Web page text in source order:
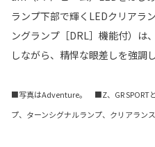
ランプ下部で輝くLEDクリアラ
ングランプ［DRL］機能付）は
しながら、精悍な眼差しを強調し
■写真はAdventure。 ■Z、GR SPORT
プ、ターンシグナルランプ、クリアラン